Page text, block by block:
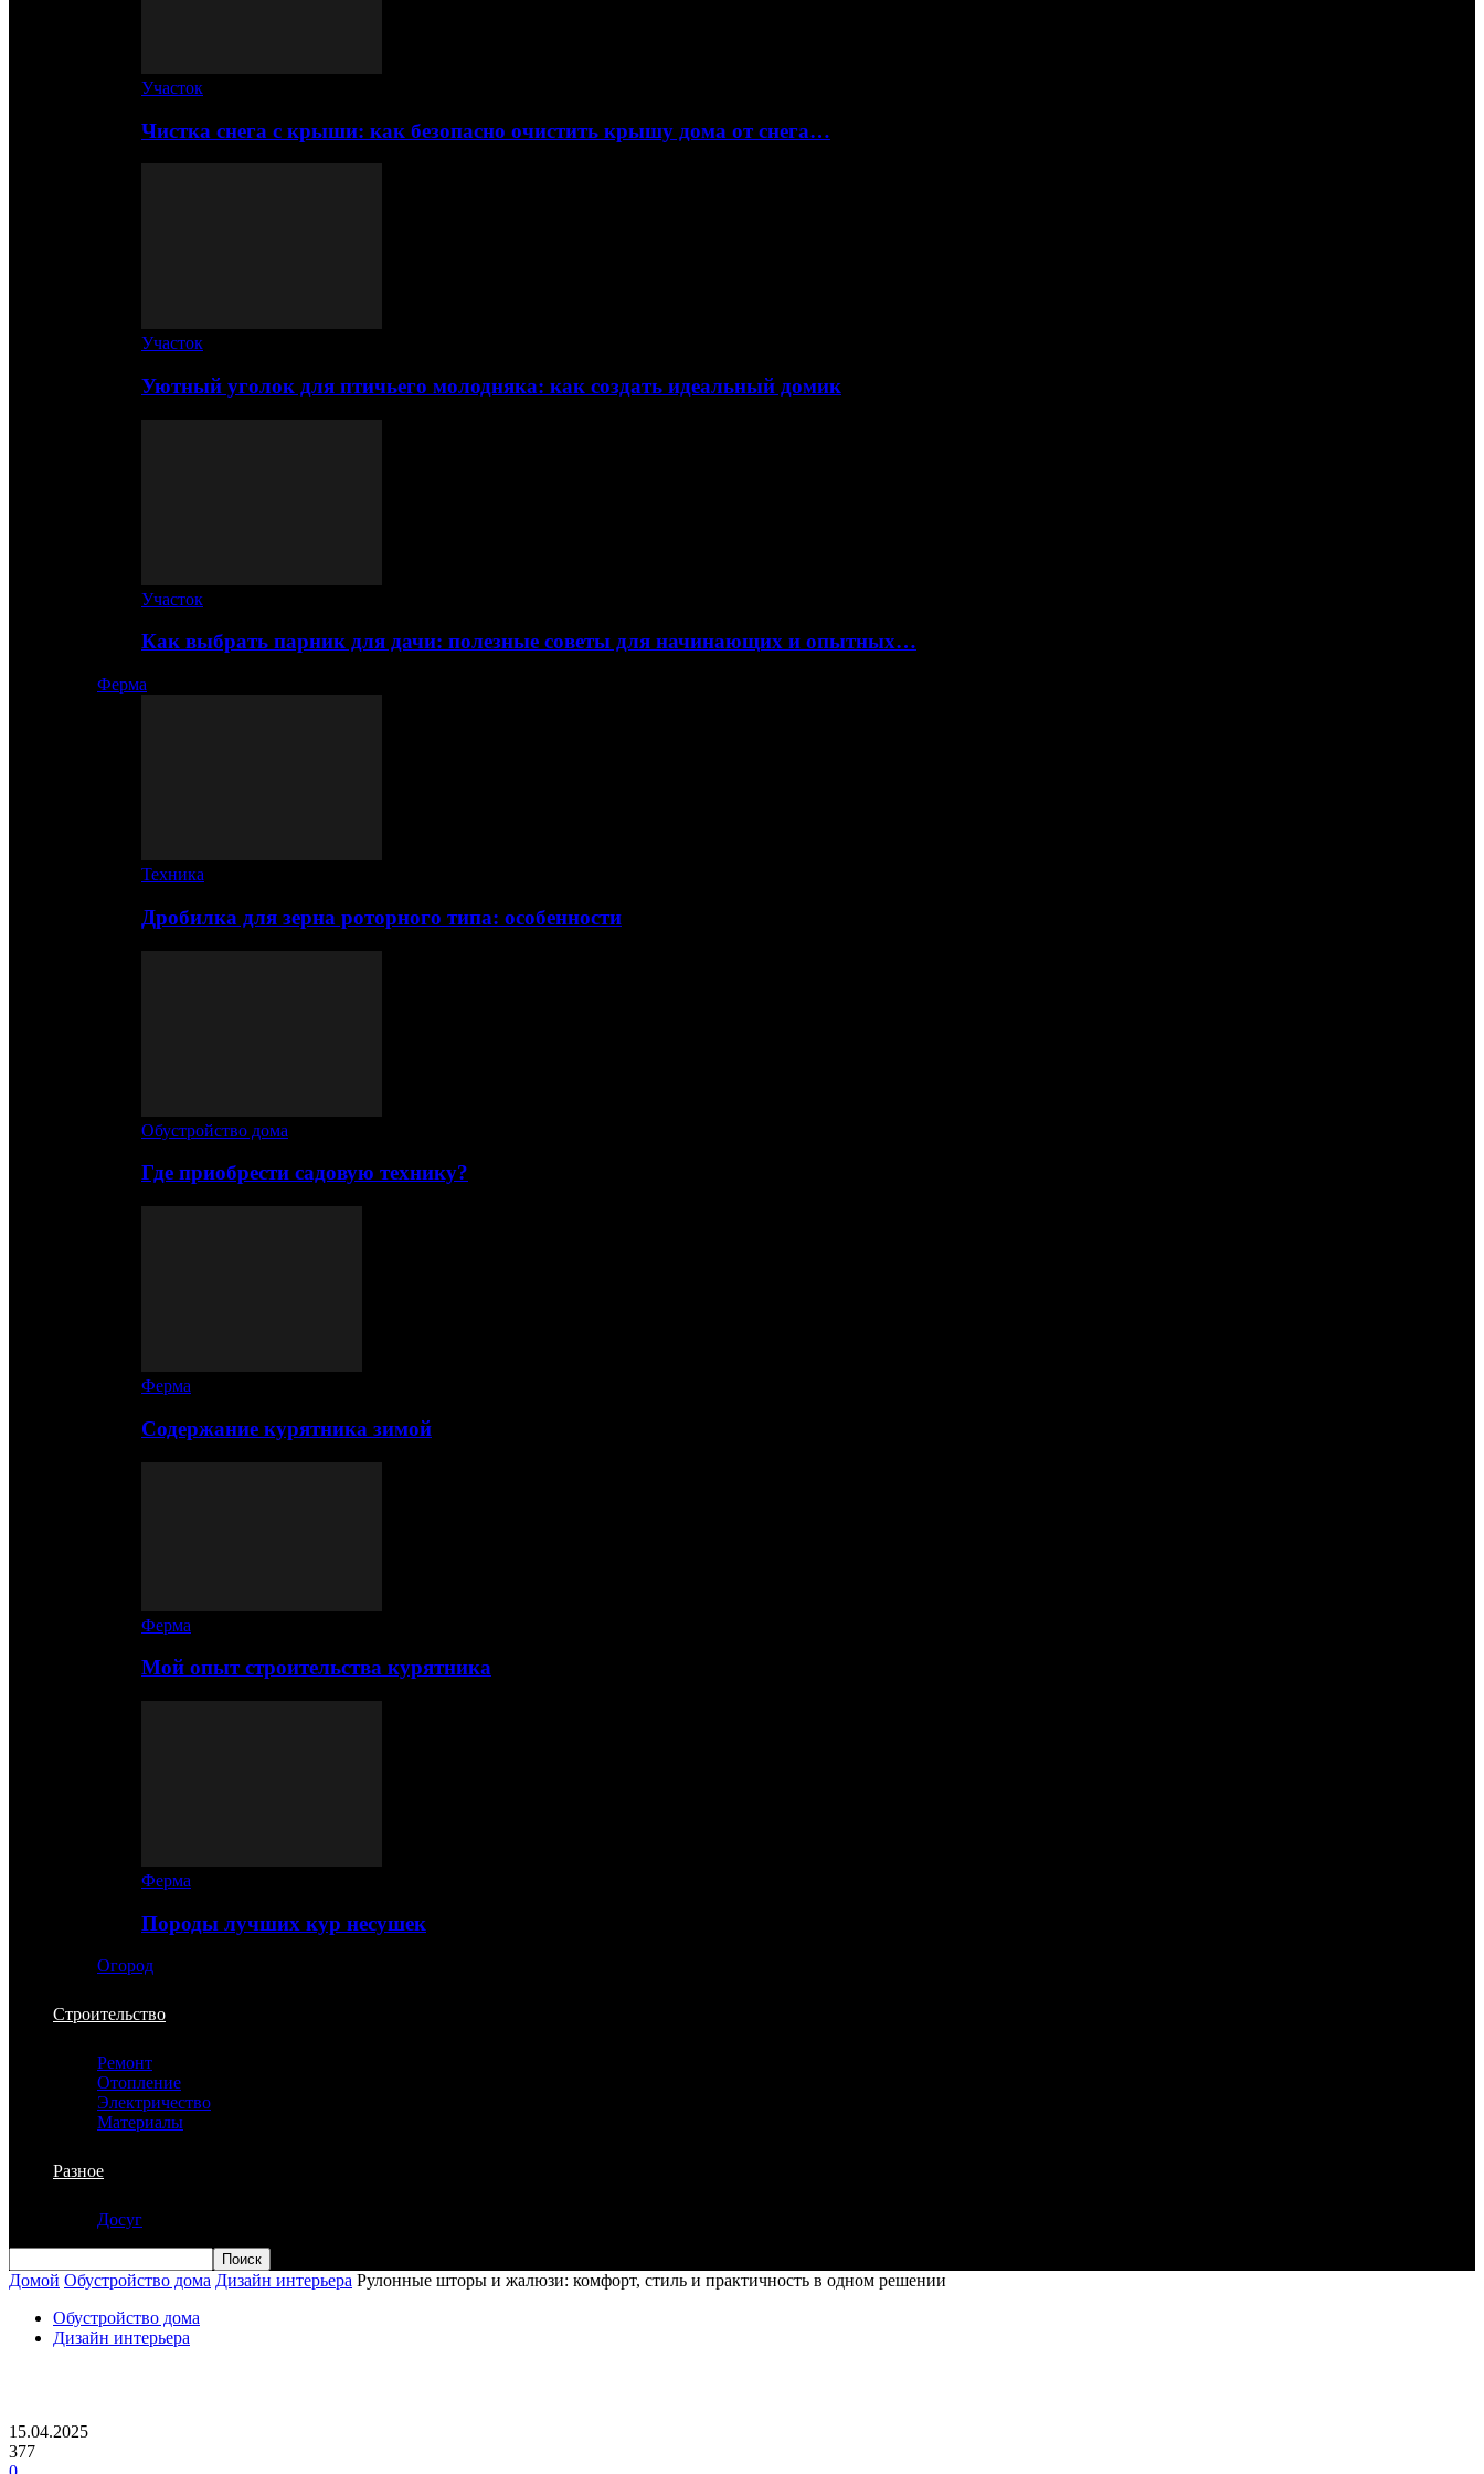
Участок
Чистка снега с крыши: как безопасно очистить крышу дома от снега…
Участок
Уютный уголок для птичьего молодняка: как создать идеальный домик
Участок
Как выбрать парник для дачи: полезные советы для начинающих и опытных…
Ферма
Техника
Дробилка для зерна роторного типа: особенности
Обустройство дома
Где приобрести садовую технику?
Ферма
Содержание курятника зимой
Ферма
Мой опыт строительства курятника
Ферма
Породы лучших кур несушек
Огород
Строительство
Ремонт
Отопление
Электричество
Материалы
Разное
Досуг
Домой Обустройство дома Дизайн интерьера Рулонные шторы и жалюзи: комфорт, стиль и практичность в одном решении
Обустройство дома
Дизайн интерьера
15.04.2025
377